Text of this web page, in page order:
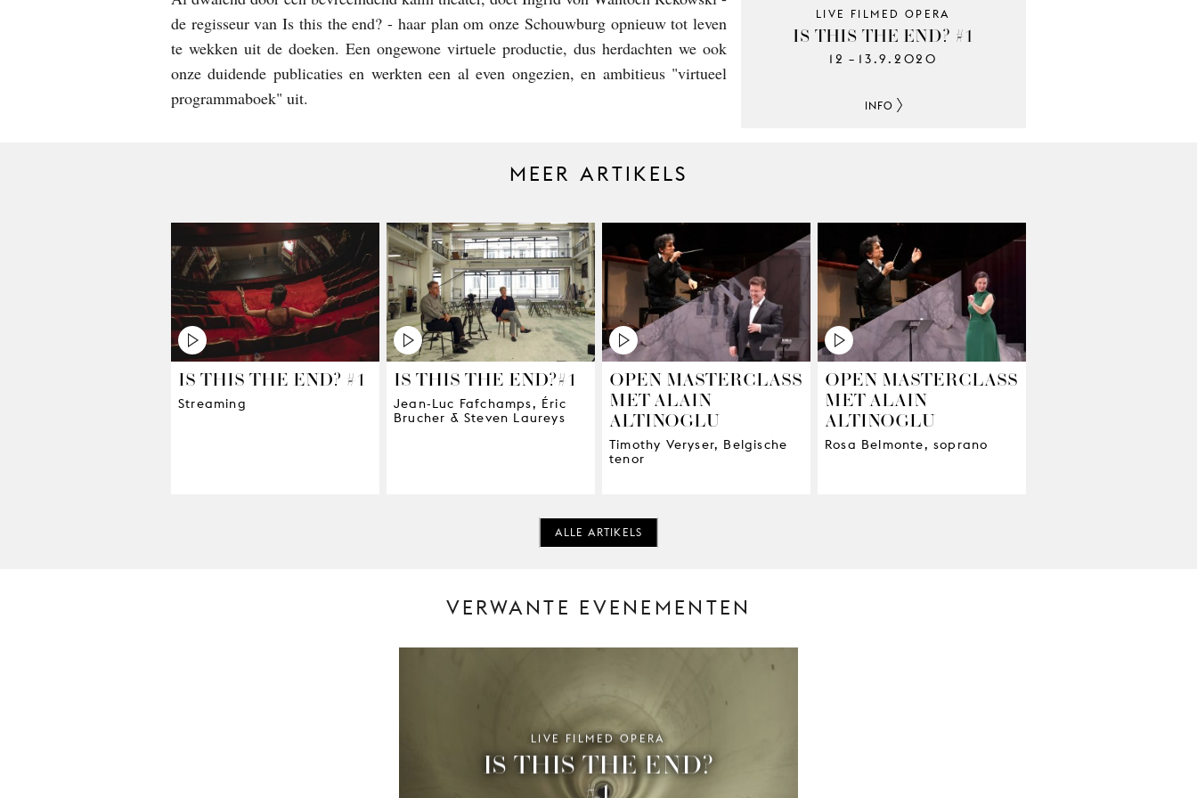
LIVE FILMED OPERA
IS THIS THE END? #1
12 – 13.9.2020
INFO
de regisseur van Is this the end? - haar plan om onze Schouwburg opnieuw tot leven
te wekken uit de doeken. Een ongewone virtuele productie, dus herdachten we ook
onze duidende publicaties en werkten een al even ongezien, en ambitieus "virtueel
programmaboek" uit.
MEER ARTIKELS
IS THIS THE END? #1
Streaming
IS THIS THE END?#1
Jean-Luc Fafchamps, Éric
Brucher & Steven Laureys
OPEN MASTERCLASS
MET ALAIN
ALTINOGLU
Timothy Veryser, Belgische
tenor
OPEN MASTERCLASS
MET ALAIN
ALTINOGLU
Rosa Belmonte, soprano
ALLE ARTIKELS
VERWANTE EVENEMENTEN
LIVE FILMED OPERA
IS THIS THE END?